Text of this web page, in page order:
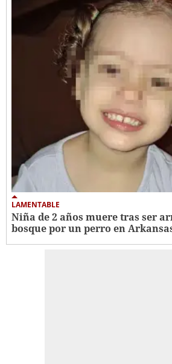
LAMENTABLE
Niña de 2 años muere tras ser
bosque por un perro en